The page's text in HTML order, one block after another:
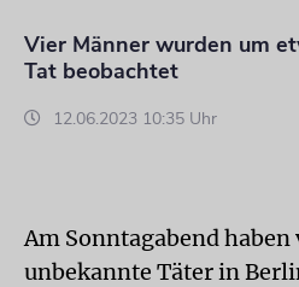
Vier Männer wurden um
Tat beobachtet
12.06.2023 10:35 Uhr
Am Sonntagabend
unbekannte Täter in